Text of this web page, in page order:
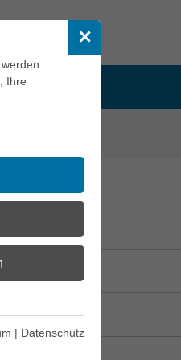
✕
Ihre
der
| Datenschutz